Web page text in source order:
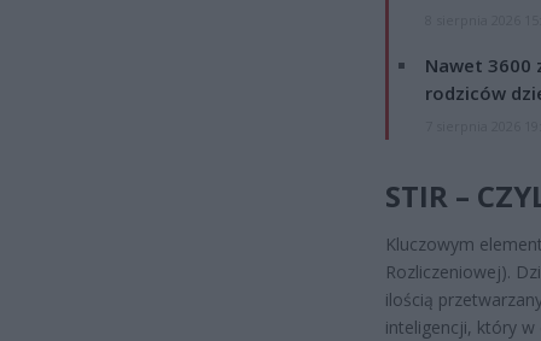
Nawet 3600
rodziców
STIR –
Kluczowym
Rozliczeniowej).
ilością
inteligencji, który w